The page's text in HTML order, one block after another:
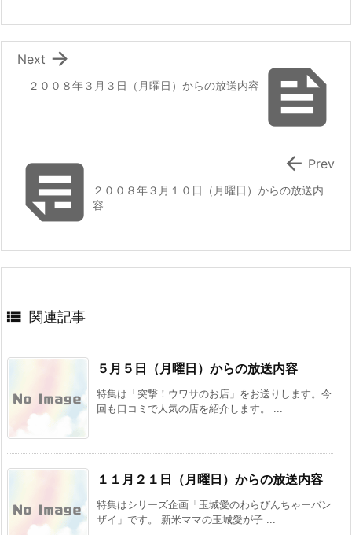

２００８年３月３日（月曜日）からの放送内容

Next
２００８年３月１０日（月曜日）からの放送内
容
 Prev
 関連記事
５月５日（月曜日）からの放送内容
特集は「突撃！ウワサのお店」をお送りします。今
回も口コミで人気の店を紹介します。 ...
１１月２１日（月曜日）からの放送内容
特集はシリーズ企画「玉城愛のわらびんちゃーバン
ザイ」です。 新米ママの玉城愛が子 ...